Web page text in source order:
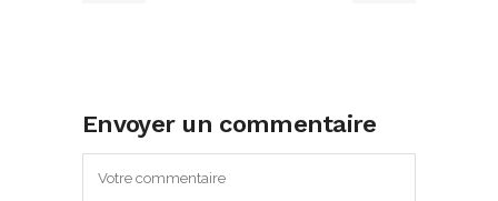
Envoyer un commentaire